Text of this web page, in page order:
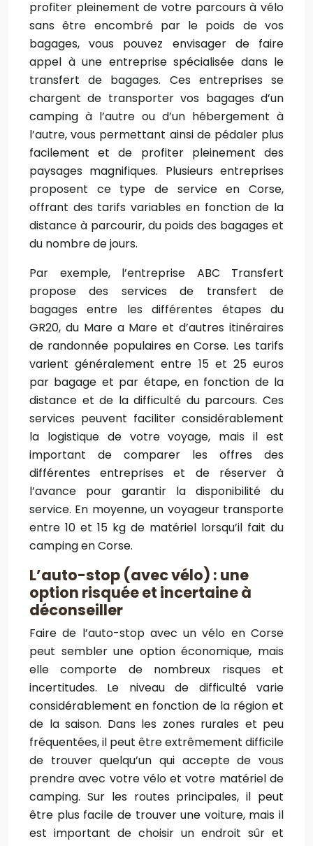
profiter pleinement de votre parcours à vélo
sans être encombré par le poids de vos
bagages, vous pouvez envisager de faire
appel à une entreprise spécialisée dans le
transfert de bagages. Ces entreprises se
chargent de transporter vos bagages d’un
camping à l’autre ou d’un hébergement à
l’autre, vous permettant ainsi de pédaler plus
facilement et de profiter pleinement des
paysages magnifiques. Plusieurs entreprises
proposent ce type de service en Corse,
offrant des tarifs variables en fonction de la
distance à parcourir, du poids des bagages et
du nombre de jours.
Par exemple, l’entreprise ABC Transfert
propose des services de transfert de
bagages entre les différentes étapes du
GR20, du Mare a Mare et d’autres itinéraires
de randonnée populaires en Corse. Les tarifs
varient généralement entre 15 et 25 euros
par bagage et par étape, en fonction de la
distance et de la difficulté du parcours. Ces
services peuvent faciliter considérablement
la logistique de votre voyage, mais il est
important de comparer les offres des
différentes entreprises et de réserver à
l’avance pour garantir la disponibilité du
service. En moyenne, un voyageur transporte
entre 10 et 15 kg de matériel lorsqu’il fait du
camping en Corse.
L’auto-stop (avec vélo) : une
option risquée et incertaine à
déconseiller
Faire de l’auto-stop avec un vélo en Corse
peut sembler une option économique, mais
elle comporte de nombreux risques et
incertitudes. Le niveau de difficulté varie
considérablement en fonction de la région et
de la saison. Dans les zones rurales et peu
fréquentées, il peut être extrêmement difficile
de trouver quelqu’un qui accepte de vous
prendre avec votre vélo et votre matériel de
camping. Sur les routes principales, il peut
être plus facile de trouver une voiture, mais il
est important de choisir un endroit sûr et